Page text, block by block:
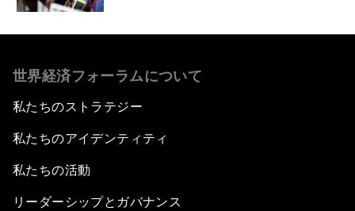
世界経済フォーラムについて
私たちのストラテジー
私たちのアイデンティティ
私たちの活動
リーダーシップとガバナンス